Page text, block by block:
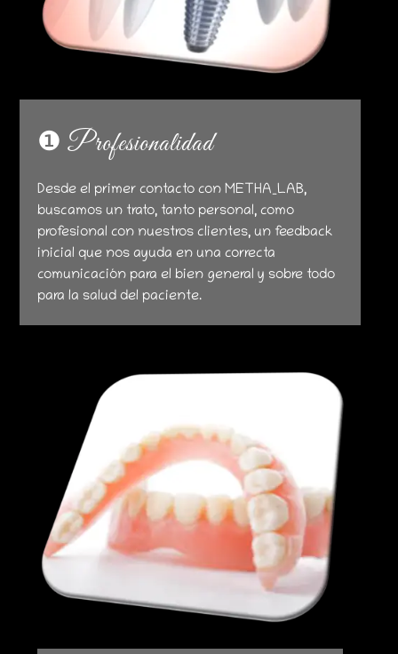
❶ Profesionalidad
Desde el primer contacto con METHA_LAB,
buscamos un trato, tanto personal, como
profesional con nuestros clientes, un feedback
inicial que nos ayuda en una correcta
comunicación para el bien general y sobre todo
para la salud del paciente.